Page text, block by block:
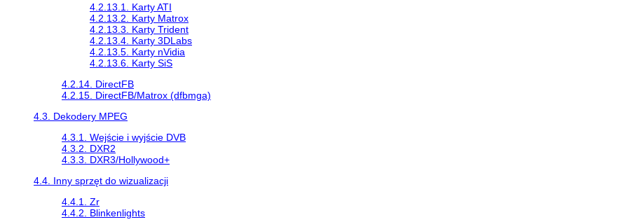
4.2.13.1. Karty ATI
4.2.13.2. Karty Matrox
4.2.13.3. Karty Trident
4.2.13.4. Karty 3DLabs
4.2.13.5. Karty nVidia
4.2.13.6. Karty SiS
4.2.14. DirectFB
4.2.15. DirectFB/Matrox (dfbmga)
4.3. Dekodery MPEG
4.3.1. Wejście i wyjście DVB
4.3.2. DXR2
4.3.3. DXR3/Hollywood+
4.4. Inny sprzęt do wizualizacji
4.4.1. Zr
4.4.2. Blinkenlights